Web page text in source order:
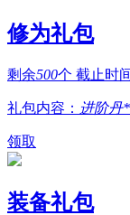
修为礼包
剩余500个 截止时
礼包内容： 进阶丹
领取
装备礼包